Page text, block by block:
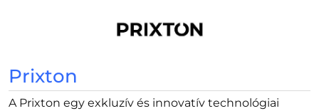
Prixton
A Prixton egy exkluzív és innovatív technológiai